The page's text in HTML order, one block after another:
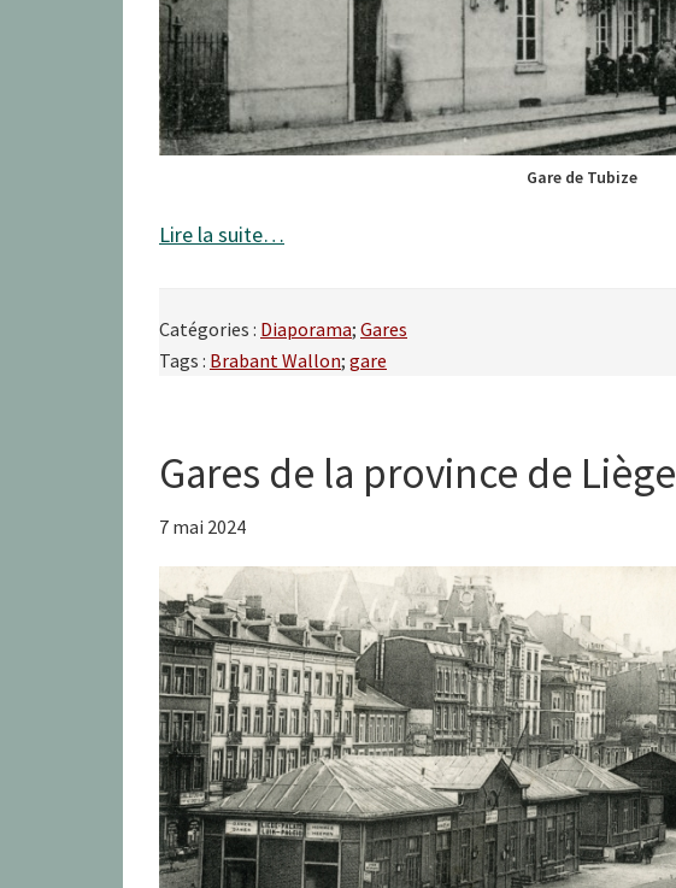
Gare de Tubize
Lire la suite…
Catégories : Diaporama; Gares
Tags : Brabant Wallon; gare
Gares de la province de Liège
7 mai 2024